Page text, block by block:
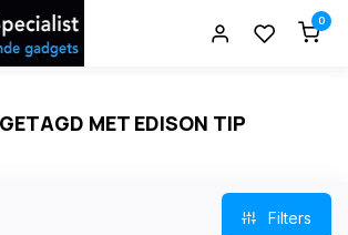
0
MET EDISON TIP
Filters